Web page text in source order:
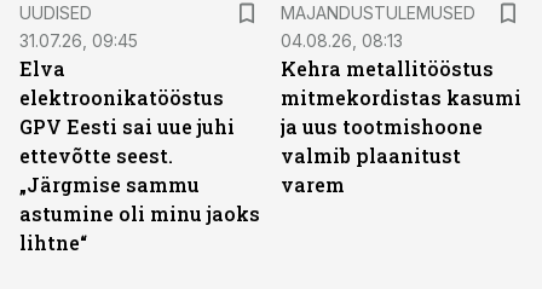
UUDISED
31.07.26, 09:45
Elva
elektroonikatööstus
GPV Eesti sai uue juhi
ettevõtte seest.
„Järgmise sammu
astumine oli minu jaoks
lihtne“
MAJANDUSTULEMUSED
04.08.26, 08:13
Kehra metallitööstus
mitmekordistas kasumi
ja uus tootmishoone
valmib plaanitust
varem